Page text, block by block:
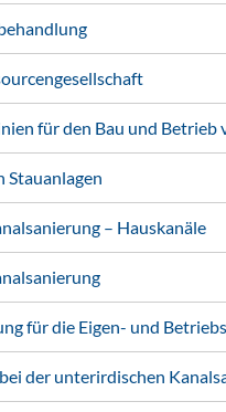
für den Bau und Betrieb
Stauanlagen
– Hauskanäle
für die Eigen- und
der unterirdischen